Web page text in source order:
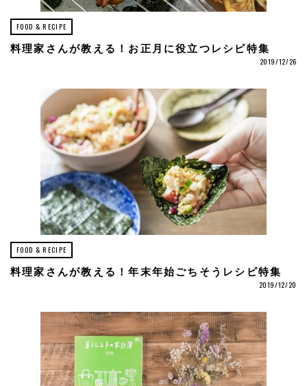
FOOD & RECIPE
料理家さんが教える！お正月に役立つレシピ特集
2019/12/26
FOOD & RECIPE
料理家さんが教える！年末年始ごちそうレシピ特集
2019/12/20